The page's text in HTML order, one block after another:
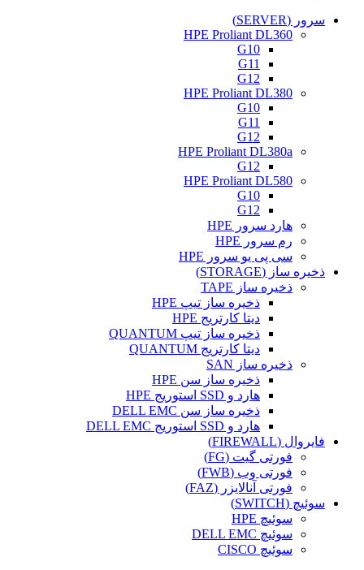
سرور (SERVER)
HPE Proliant DL360
G10
G11
G12
HPE Proliant DL380
G10
G11
G12
HPE Proliant DL380a
G12
HPE Proliant DL580
G10
G12
هارد سرور HPE
رم سرور HPE
سی پی یو سرور HPE
ذخیره ساز (STORAGE)
ذخیره ساز TAPE
ذخیره ساز تیپ HPE
دیتا کارتریج HPE
ذخیره ساز تیپ QUANTUM
دیتا کارتریج QUANTUM
ذخیره ساز SAN
ذخیره ساز سن HPE
هارد و SSD استوریج HPE
ذخیره ساز سن DELL EMC
هارد و SSD استوریج DELL EMC
فایروال (FIREWALL)
فورتی گیت (FG)
فورتی وب (FWB)
فورتی آنالایزر (FAZ)
سوئیچ (SWITCH)
سوئیچ HPE
سوئیچ DELL EMC
سوئیچ CISCO